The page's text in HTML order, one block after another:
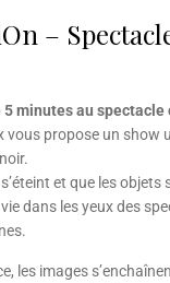
–
5 minutes au spectacle
vous propose un show
et que les objets
dans les yeux des
les images